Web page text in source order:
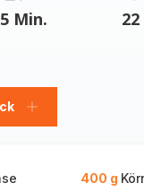
5 Min.
Stück
400 g